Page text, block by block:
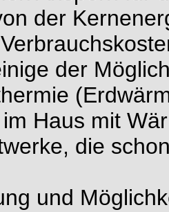
der
der
Haus mit
die
und